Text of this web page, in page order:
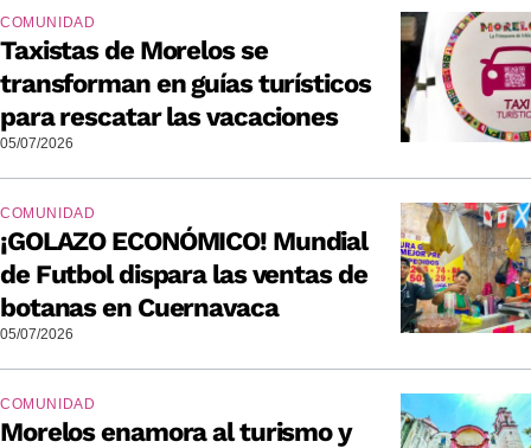
COMUNIDAD
Taxistas de Morelos se
transforman en guías turísticos
para rescatar las vacaciones
05/07/2026
COMUNIDAD
¡GOLAZO ECONÓMICO! Mundial
de Futbol dispara las ventas de
botanas en Cuernavaca
05/07/2026
COMUNIDAD
Morelos enamora al turismo y